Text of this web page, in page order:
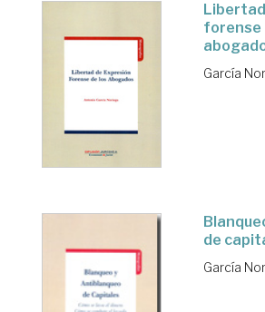
forense
García
de
García